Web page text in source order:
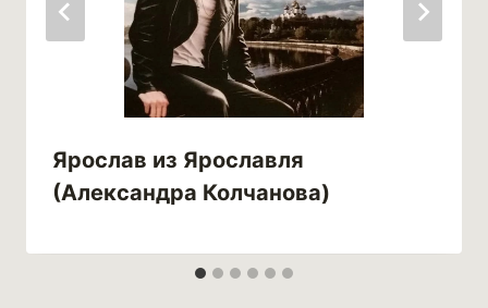
Ярослав из Ярославля
(Александра Колчанова)